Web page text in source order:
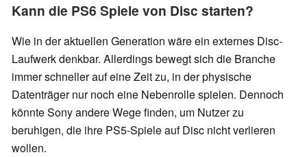
Kann die PS6 Spiele von Disc starten?
Wie in der aktuellen Generation wäre ein externes Disc-
Laufwerk denkbar. Allerdings bewegt sich die Branche
immer schneller auf eine Zeit zu, in der physische
Datenträger nur noch eine Nebenrolle spielen. Dennoch
könnte Sony andere Wege finden, um Nutzer zu
beruhigen, die ihre PS5-Spiele auf Disc nicht verlieren
wollen.